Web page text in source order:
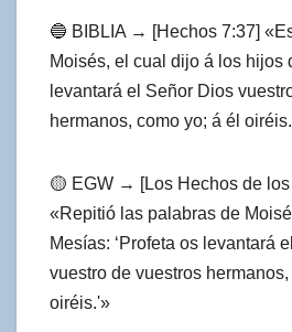
🔵 BIBLIA → [Hechos 7:37]
Moisés, el cual dijo á los hijos
levantará el Señor Dios
hermanos, como yo; á él
🟡 EGW → [Los Hechos de los
«Repitió las palabras de
Mesías: ‘Profeta os levantará
vuestro de vuestros hermanos,
oiréis.'»